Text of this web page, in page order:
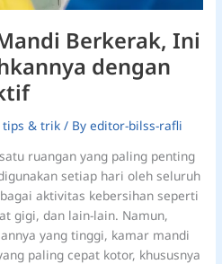
Berkerak, Ini
dengan
tips & trik / Byeditor-bilss-rafli
ruangan yang paling penting
setiap hari oleh seluruh
aktivitas kebersihan seperti
gigi, dan lain-lain. Namun,
yang tinggi, kamar mandi
paling cepat kotor, khususnya